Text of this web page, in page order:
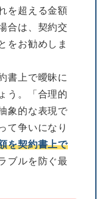
を超える金額
合は、契約交
をお勧めしま
書上で曖昧に
う。「合理的
象的な表現で
て争いになり
を契約書上で
ブルを防ぐ最